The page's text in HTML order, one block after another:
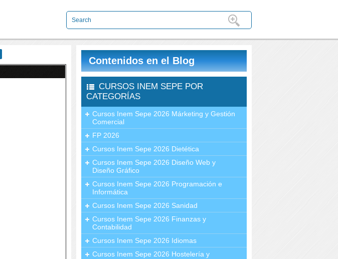
Contenidos en el Blog
CURSOS INEM SEPE POR
CATEGORÍAS
Cursos Inem Sepe 2026 Márketing y Gestión
Comercial
FP 2026
Cursos Inem Sepe 2026 Dietética
Cursos Inem Sepe 2026 Diseño Web y
Diseño Gráfico
Cursos Inem Sepe 2026 Programación e
Informática
Cursos Inem Sepe 2026 Sanidad
Cursos Inem Sepe 2026 Finanzas y
Contabilidad
Cursos Inem Sepe 2026 Idiomas
Cursos Inem Sepe 2026 Hostelería y